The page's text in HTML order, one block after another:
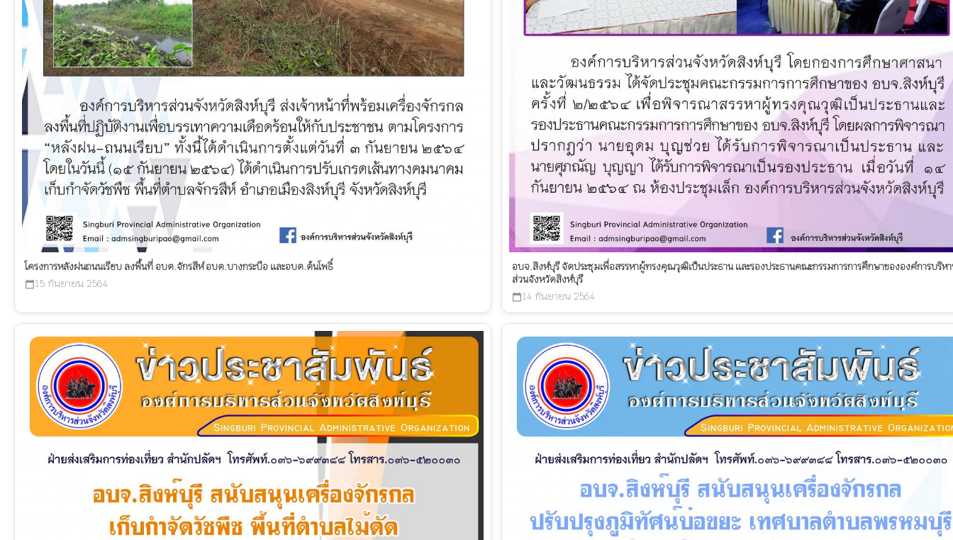
โครงการหลังฝนถนนเรียบ ลงพื้นที่ อบต.จักรสีห์ อบต.บางกระบือ และอบต.ต้นโพธิ์
calendar_today15 กันยายน 2564
อบจ.สิงห์บุรี จัดประชุมเพื่อสรรหาผู้ทรงคุณวุฒิเป็นประธาน และรองประธานคณะกรรมการการศึกษาขององค์การบริหา
ส่วนจังหวัดสิงห์บุรี
calendar_today14 กันยายน 2564